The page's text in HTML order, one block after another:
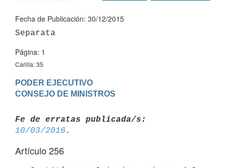
Fecha de Publicación: 30/12/2015
Página: 1
Carilla: 35
PODER EJECUTIVO
Fe de erratas publicada/s:
10/03/2016
Artículo 256